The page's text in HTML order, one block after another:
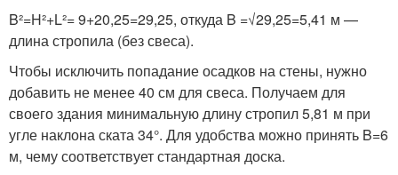
B²=H²+L²= 9+20,25=29,25, откуда B =√29,25=5,41 м —
длина стропила (без свеса).
Чтобы исключить попадание осадков на стены, нужно
добавить не менее 40 см для свеса. Получаем для
своего здания минимальную длину стропил 5,81 м при
угле наклона ската 34°. Для удобства можно принять B=6
м, чему соответствует стандартная доска.